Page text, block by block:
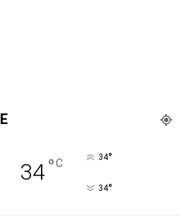
34°C 34°
34°